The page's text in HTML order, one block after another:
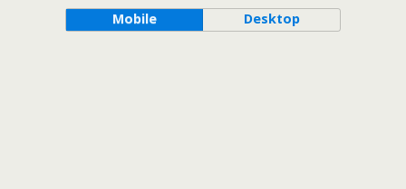
Mobile Desktop